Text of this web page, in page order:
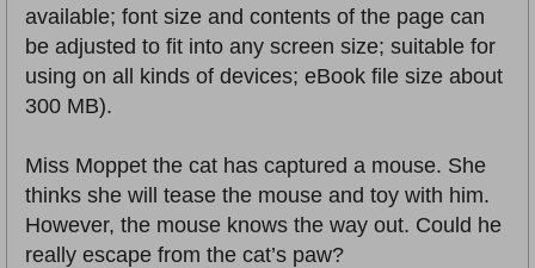
available; font size and contents of the page can
be adjusted to fit into any screen size; suitable for
using on all kinds of devices; eBook file size about
300 MB).
Miss Moppet the cat has captured a mouse. She
thinks she will tease the mouse and toy with him.
However, the mouse knows the way out. Could he
really escape from the cat’s paw?